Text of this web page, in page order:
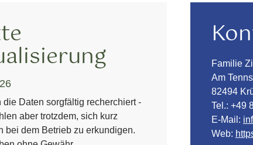
die Daten sorgfältig recherchiert -
aber trotzdem, sich kurz
bei dem Betrieb zu erkundigen.
Familie
Am
82494
Tel.: +49
E-Mail:
Web: